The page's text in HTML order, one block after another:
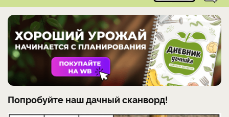
Попробуйте наш дачный сканворд!